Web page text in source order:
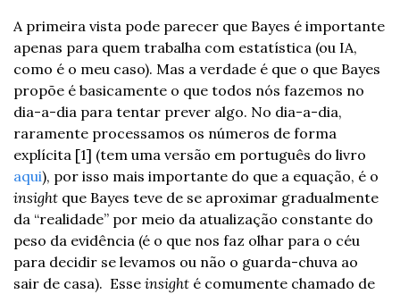
A primeira vista pode parecer que Bayes é importante
apenas para quem trabalha com estatística (ou IA,
como é o meu caso). Mas a verdade é que o que Bayes
propõe é basicamente o que todos nós fazemos no
dia-a-dia para tentar prever algo. No dia-a-dia,
raramente processamos os números de forma
aqui
insight que Bayes teve de se aproximar gradualmente
da “realidade” por meio da atualização constante do
peso da evidência (é o que nos faz olhar para o céu
para decidir se levamos ou não o guarda-chuva ao
sair de casa).  Esse insight é comumente chamado de